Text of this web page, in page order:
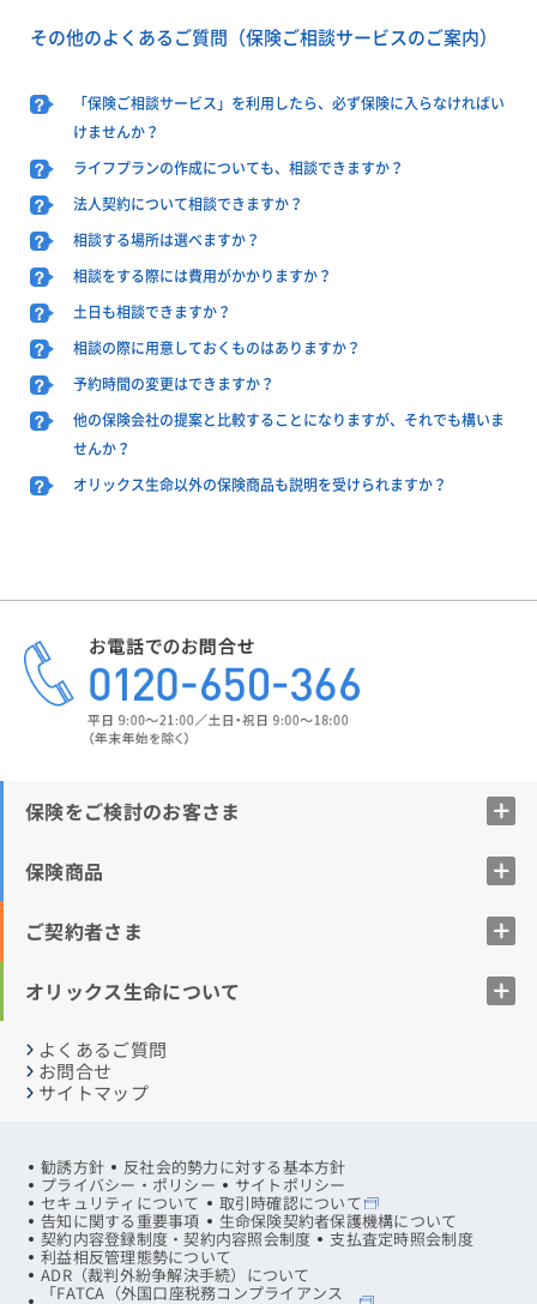
その他のよくあるご質問（保険ご相談サービスのご案内）
「保険ご相談サービス」を利用したら、必ず保険に入らなければい
けませんか？
ライフプランの作成についても、相談できますか？
法人契約について相談できますか？
相談する場所は選べますか？
相談をする際には費用がかかりますか？
土日も相談できますか？
相談の際に用意しておくものはありますか？
予約時間の変更はできますか？
他の保険会社の提案と比較することになりますが、それでも構いま
せんか？
オリックス生命以外の保険商品も説明を受けられますか？
保険をご検討のお客さま
保険商品
ご契約者さま
オリックス生命について
よくあるご質問
お問合せ
サイトマップ
勧誘方針 反社会的勢力に対する基本方針
プライバシー・ポリシー サイトポリシー
セキュリティについて 取引時確認について
告知に関する重要事項 生命保険契約者保護機構について
契約内容登録制度・契約内容照会制度 支払査定時照会制度
利益相反管理態勢について
ADR（裁判外紛争解決手続）について
「FATCA（外国口座税務コンプライアンス